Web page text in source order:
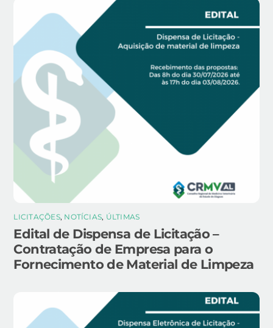
LICITAÇÕES, NOTÍCIAS, ÚLTIMAS
Edital de Dispensa de Licitação –
Contratação de Empresa para o
Fornecimento de Material de Limpeza